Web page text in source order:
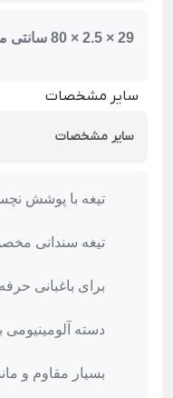
29 × 2.5 × 80 سانتی متر
سایر مشخصات
سایر مشخصات
تیغه با پوشش
تیغه سندانی
برای باغبانی
دسته
بسیار مقاوم و